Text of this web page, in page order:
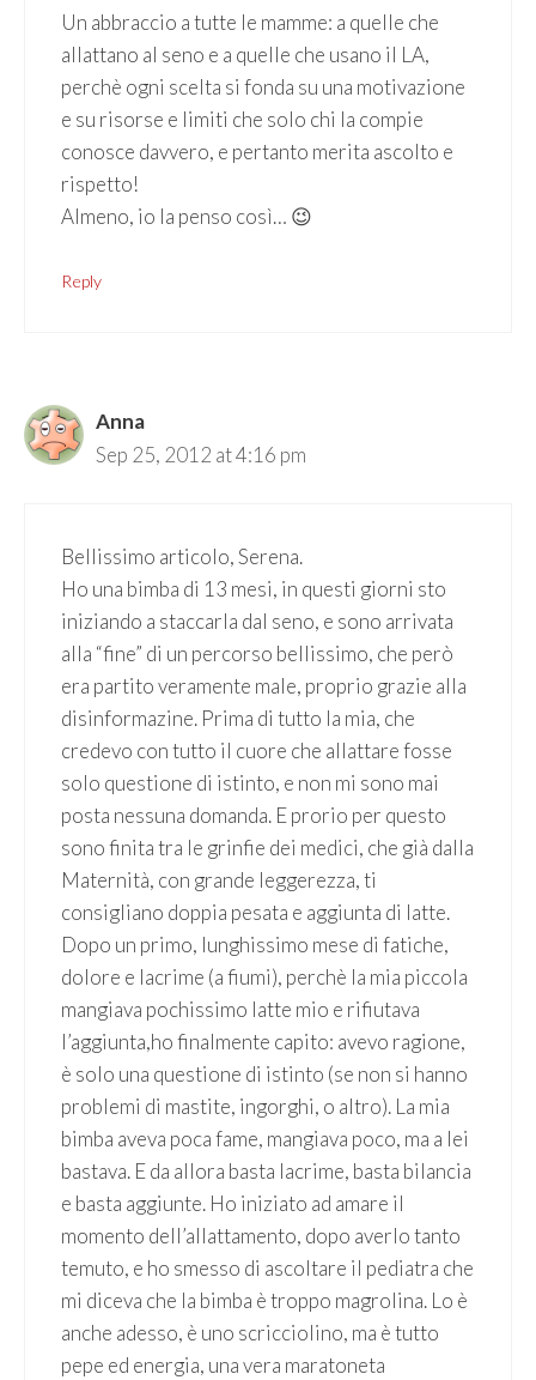
Un abbraccio a tutte le mamme: a quelle che
allattano al seno e a quelle che usano il LA,
perchè ogni scelta si fonda su una motivazione
e su risorse e limiti che solo chi la compie
conosce davvero, e pertanto merita ascolto e
rispetto!
Almeno, io la penso così… 😉
Reply
Anna
Sep 25, 2012 at 4:16 pm
Bellissimo articolo, Serena.
Ho una bimba di 13 mesi, in questi giorni sto
iniziando a staccarla dal seno, e sono arrivata
alla “fine” di un percorso bellissimo, che però
era partito veramente male, proprio grazie alla
disinformazine. Prima di tutto la mia, che
credevo con tutto il cuore che allattare fosse
solo questione di istinto, e non mi sono mai
posta nessuna domanda. E prorio per questo
sono finita tra le grinfie dei medici, che già dalla
Maternità, con grande leggerezza, ti
consigliano doppia pesata e aggiunta di latte.
Dopo un primo, lunghissimo mese di fatiche,
dolore e lacrime (a fiumi), perchè la mia piccola
mangiava pochissimo latte mio e rifiutava
l’aggiunta,ho finalmente capito: avevo ragione,
è solo una questione di istinto (se non si hanno
problemi di mastite, ingorghi, o altro). La mia
bimba aveva poca fame, mangiava poco, ma a lei
bastava. E da allora basta lacrime, basta bilancia
e basta aggiunte. Ho iniziato ad amare il
momento dell’allattamento, dopo averlo tanto
temuto, e ho smesso di ascoltare il pediatra che
mi diceva che la bimba è troppo magrolina. Lo è
anche adesso, è uno scricciolino, ma è tutto
pepe ed energia, una vera maratoneta